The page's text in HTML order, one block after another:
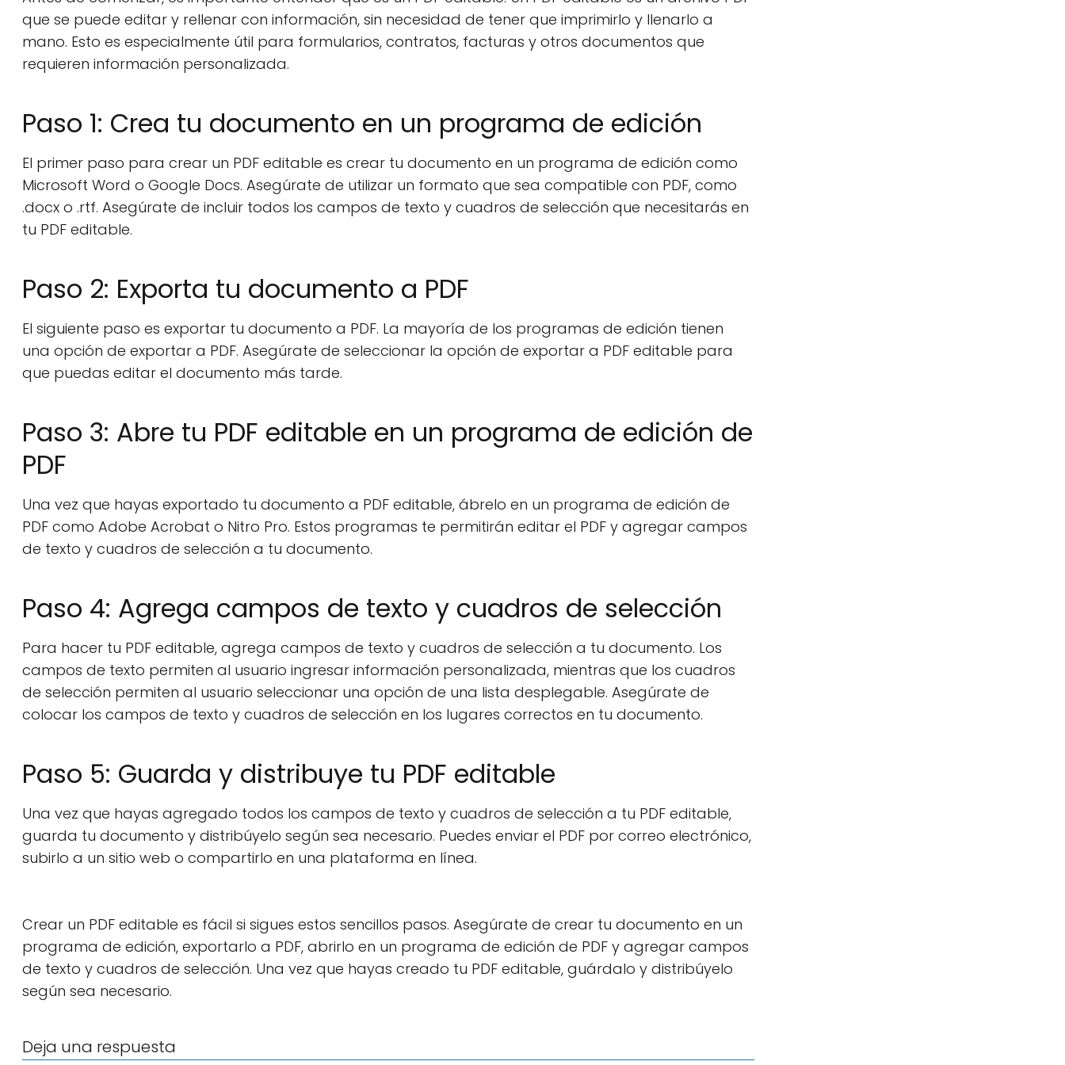
que se puede editar y rellenar con información, sin necesidad de tener que imprimirlo y llenarlo a
mano. Esto es especialmente útil para formularios, contratos, facturas y otros documentos que
requieren información personalizada.
Paso 1: Crea tu documento en un programa de edición
El primer paso para crear un PDF editable es crear tu documento en un programa de edición como
Microsoft Word o Google Docs. Asegúrate de utilizar un formato que sea compatible con PDF, como
.docx o .rtf. Asegúrate de incluir todos los campos de texto y cuadros de selección que necesitarás en
tu PDF editable.
Paso 2: Exporta tu documento a PDF
El siguiente paso es exportar tu documento a PDF. La mayoría de los programas de edición tienen
una opción de exportar a PDF. Asegúrate de seleccionar la opción de exportar a PDF editable para
que puedas editar el documento más tarde.
Paso 3: Abre tu PDF editable en un programa de edición de
PDF
Una vez que hayas exportado tu documento a PDF editable, ábrelo en un programa de edición de
PDF como Adobe Acrobat o Nitro Pro. Estos programas te permitirán editar el PDF y agregar campos
de texto y cuadros de selección a tu documento.
Paso 4: Agrega campos de texto y cuadros de selección
Para hacer tu PDF editable, agrega campos de texto y cuadros de selección a tu documento. Los
campos de texto permiten al usuario ingresar información personalizada, mientras que los cuadros
de selección permiten al usuario seleccionar una opción de una lista desplegable. Asegúrate de
colocar los campos de texto y cuadros de selección en los lugares correctos en tu documento.
Paso 5: Guarda y distribuye tu PDF editable
Una vez que hayas agregado todos los campos de texto y cuadros de selección a tu PDF editable,
guarda tu documento y distribúyelo según sea necesario. Puedes enviar el PDF por correo electrónico,
subirlo a un sitio web o compartirlo en una plataforma en línea.
Crear un PDF editable es fácil si sigues estos sencillos pasos. Asegúrate de crear tu documento en un
programa de edición, exportarlo a PDF, abrirlo en un programa de edición de PDF y agregar campos
de texto y cuadros de selección. Una vez que hayas creado tu PDF editable, guárdalo y distribúyelo
según sea necesario.
Deja una respuesta